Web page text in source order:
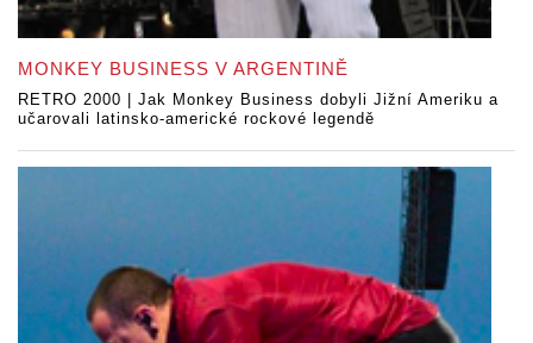
MONKEY BUSINESS V ARGENTINĚ
RETRO 2000 | Jak Monkey Business dobyli Jižní Ameriku a
učarovali latinsko-americké rockové legendě